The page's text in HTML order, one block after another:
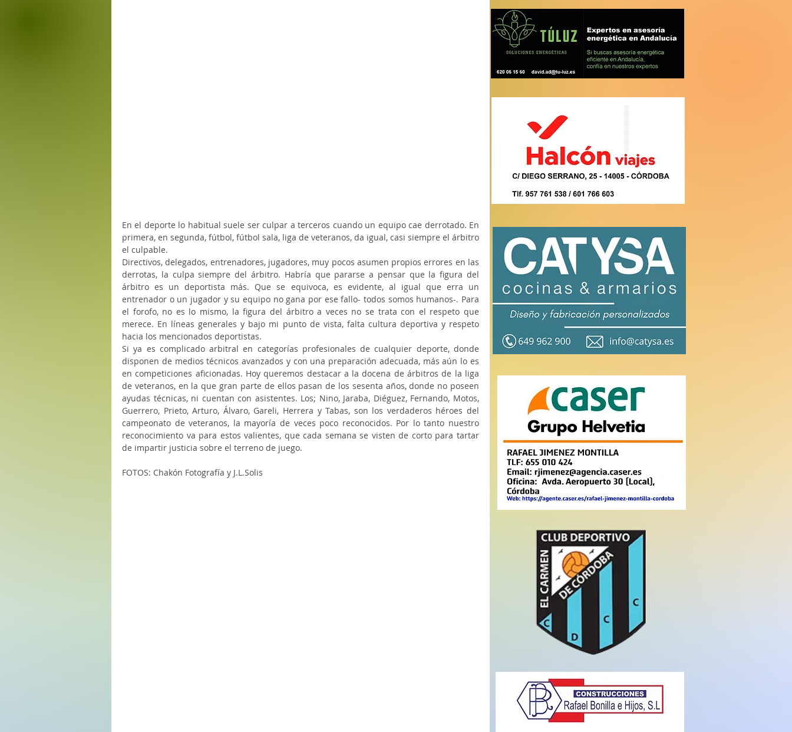
En el deporte lo habitual suele ser culpar a terceros cuando un equipo cae derrotado. En
primera, en segunda, fútbol, fútbol sala, liga de veteranos, da igual, casi siempre el árbitro
el culpable.
Directivos, delegados, entrenadores, jugadores, muy pocos asumen propios errores en las
derrotas, la culpa siempre del árbitro. Habría que pararse a pensar que la figura del
árbitro es un deportista más. Que se equivoca, es evidente, al igual que erra un
entrenador o un jugador y su equipo no gana por ese fallo- todos somos humanos-. Para
el forofo, no es lo mismo, la figura del árbitro a veces no se trata con el respeto que
merece. En líneas generales y bajo mi punto de vista, falta cultura deportiva y respeto
hacia los mencionados deportistas.
Si ya es complicado arbitral en categorías profesionales de cualquier deporte, donde
disponen de medios técnicos avanzados y con una preparación adecuada, más aún lo es
en competiciones aficionadas. Hoy queremos destacar a la docena de árbitros de la liga
de veteranos, en la que gran parte de ellos pasan de los sesenta años, donde no poseen
ayudas técnicas, ni cuentan con asistentes. Los; Nino, Jaraba, Diéguez, Fernando, Motos,
Guerrero, Prieto, Arturo, Álvaro, Gareli, Herrera y Tabas, son los verdaderos héroes del
campeonato de veteranos, la mayoría de veces poco reconocidos. Por lo tanto nuestro
reconocimiento va para estos valientes, que cada semana se visten de corto para tartar
de impartir justicia sobre el terreno de juego.
FOTOS: Chakón Fotografía y J.L.Solis